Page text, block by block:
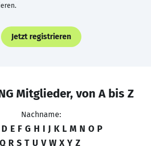
Jetzt registrieren
Mitglieder, von A bis Z
Nachname:
D E F G H I J K L M N O P
Q R S T U V W X Y Z